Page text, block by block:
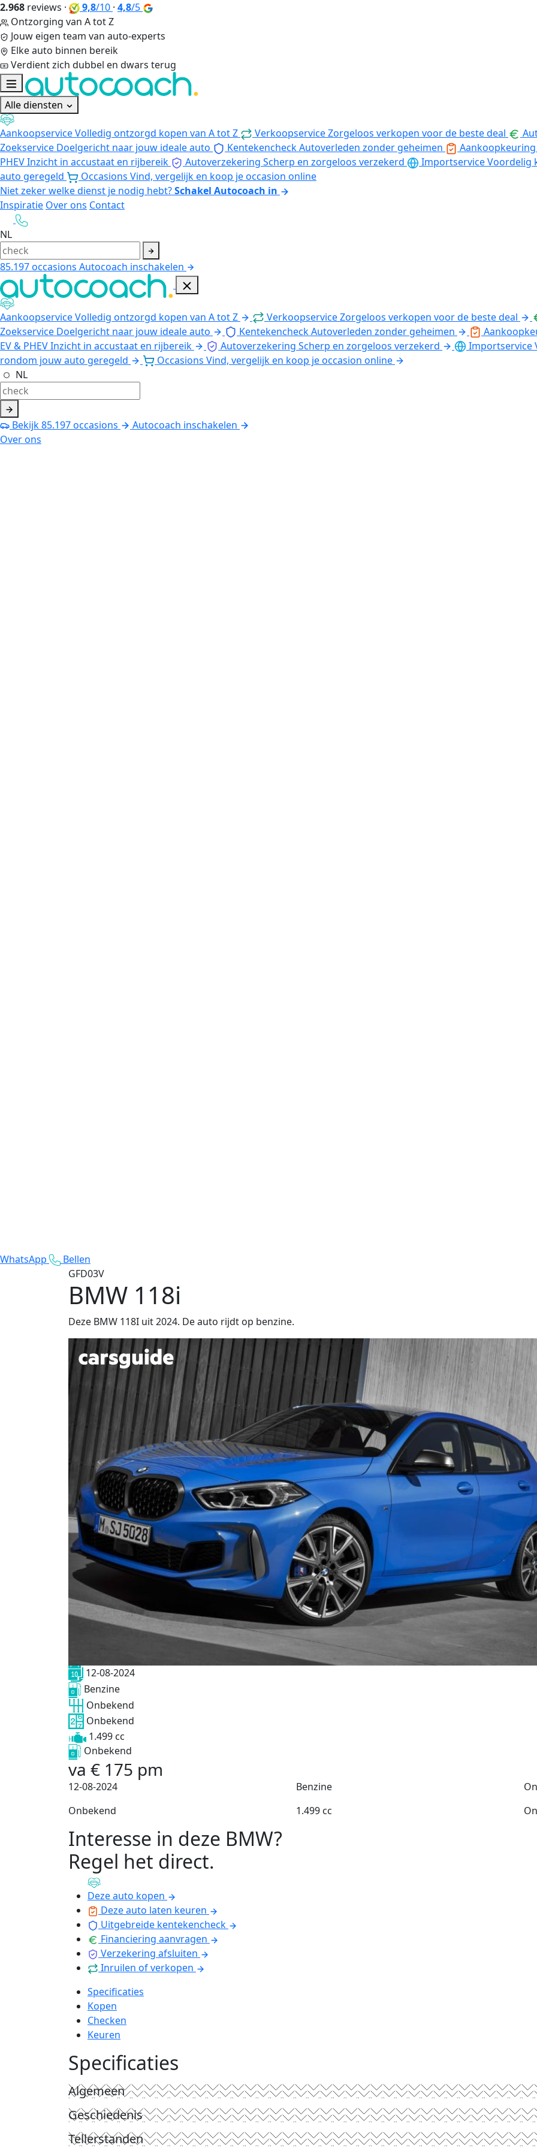
2.968 reviews · 9,8/10 · 4,8/5
Ontzorging van A tot Z
Jouw eigen team van auto-experts
Elke auto binnen bereik
Verdient zich dubbel en dwars terug
Alle diensten
AankoopserviceVolledig ontzorgd kopen van A tot Z VerkoopserviceZorgeloos verkopen voor de beste deal
Zoekservice Doelgericht naar jouw ideale auto KentekencheckAutoverleden zonder geheimen
Aankoopkeuring
PHEVInzicht in accustaat en rijbereik Autoverzekering Scherp en zorgeloos verzekerd ImportserviceVoordelig
auto geregeld
Occasions Vind, vergelijk en koop je occasion online
Niet zeker welke dienst je nodig hebt?Schakel Autocoach in
Inspiratie Over ons Contact
NL
85.197occasions Autocoach inschakelen
AankoopserviceVolledig ontzorgd kopen van A tot Z VerkoopserviceZorgeloos verkopen voor de beste deal
Zoekservice Doelgericht naar jouw ideale auto KentekencheckAutoverleden zonder geheimen
EV & PHEVInzicht in accustaat en rijbereik Autoverzekering Scherp en zorgeloos verzekerd Importservice
rondom jouw auto geregeld
Occasions Vind, vergelijk en koop je occasion online
NL
Bekijk85.197occasions
Autocoach inschakelen
Over ons
WhatsApp
Bellen
GFD03V
BMW 118i
Deze BMW 118I uit 2024. De auto rijdt op benzine.
12-08-2024
Benzine
Onbekend
Onbekend
1.499 cc
Onbekend
va € 175 pm
12-08-2024 Benzine
Onbekend
1.499 cc
Interesse in deze BMW?
Regel het direct.
Deze auto kopen
Deze auto laten keuren
Uitgebreide kentekencheck
Financiering aanvragen
Verzekering afsluiten
Inruilen of verkopen
Specificaties
Kopen
Checken
Keuren
Specificaties
Algemeen
Geschiedenis
Tellerstanden